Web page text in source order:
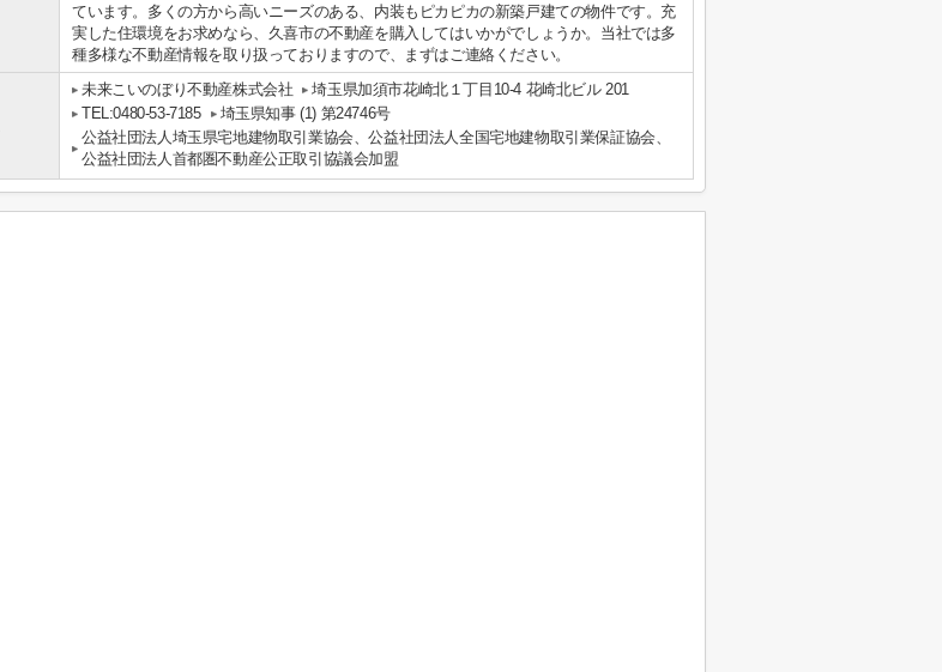
ています。多くの方から高いニーズのある、内装もピカピカの新築戸建ての物件です。充
実した住環境をお求めなら、久喜市の不動産を購入してはいかがでしょうか。当社では多
種多様な不動産情報を取り扱っておりますので、まずはご連絡ください。
未来こいのぼり不動産株式会社
埼玉県加須市花崎北１丁目10-4 花崎北ビル 201
TEL:0480-53-7185
埼玉県知事 (1) 第24746号
公益社団法人埼玉県宅地建物取引業協会、公益社団法人全国宅地建物取引業保証協会、
公益社団法人首都圏不動産公正取引協議会加盟